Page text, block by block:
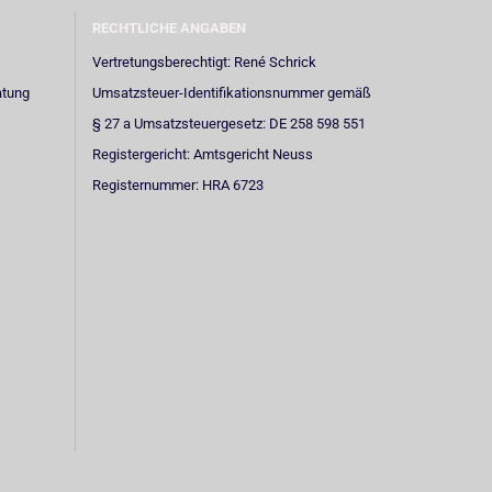
RECHTLICHE ANGABEN
Vertretungsberechtigt: René Schrick
Umsatzsteuer-Identifikationsnummer gemäß
§ 27 a Umsatzsteuergesetz: DE 258 598 551
Registergericht: Amtsgericht Neuss
Registernummer: HRA 6723